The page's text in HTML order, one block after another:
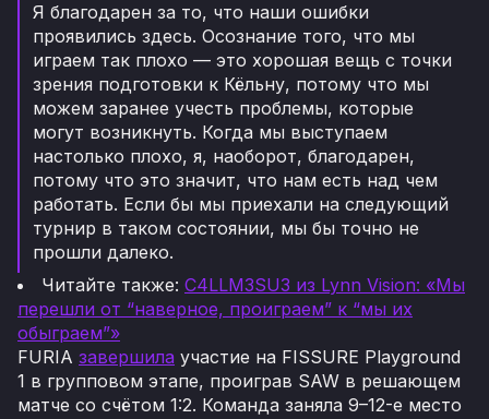
Я благодарен за то, что наши ошибки
проявились здесь. Осознание того, что мы
играем так плохо — это хорошая вещь с точки
зрения подготовки к Кёльну, потому что мы
можем заранее учесть проблемы, которые
могут возникнуть. Когда мы выступаем
настолько плохо, я, наоборот, благодарен,
потому что это значит, что нам есть над чем
работать. Если бы мы приехали на следующий
турнир в таком состоянии, мы бы точно не
прошли далеко.
Читайте также: C4LLM3SU3 из Lynn Vision: «Мы
перешли от “наверное, проиграем” к “мы их
обыграем”»
FURIA завершила участие на FISSURE Playground
1 в групповом этапе, проиграв SAW в решающем
матче со счётом 1:2. Команда заняла 9–12-е место